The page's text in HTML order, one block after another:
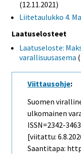
(12.11.2021)
Liitetaulukko 4.
Laatuselosteet
Laatuseloste:
varallisuusasema
Viittausohje:
Suomen
ulkomainen
ISSN=2342-
[viitattu:
Saantitapa: